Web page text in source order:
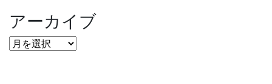
アーカイブ
ア